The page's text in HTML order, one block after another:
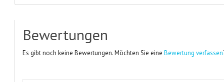
Bewertungen
Es gibt noch keine Bewertungen. Möchten Sie eineBewertung verfassen